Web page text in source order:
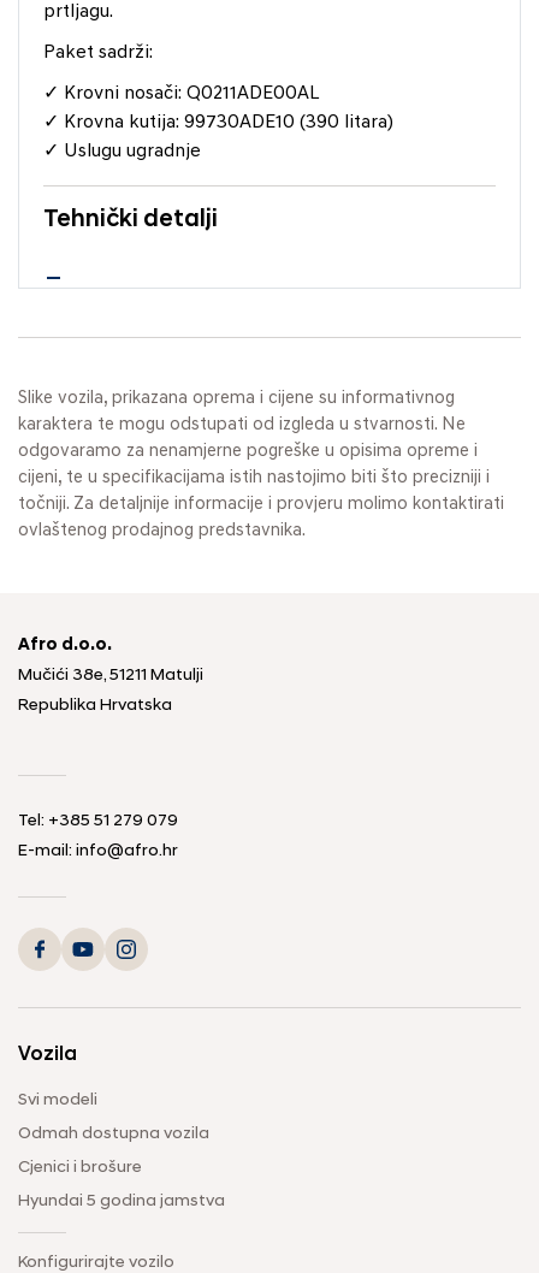
prtljagu.
Paket sadrži:
✓ Krovni nosači: Q0211ADE00AL
✓ Krovna kutija: 99730ADE10 (390 litara)
✓ Uslugu ugradnje
Tehnički detalji
Slike vozila, prikazana oprema i cijene su informativnog
karaktera te mogu odstupati od izgleda u stvarnosti. Ne
odgovaramo za nenamjerne pogreške u opisima opreme i
cijeni, te u specifikacijama istih nastojimo biti što precizniji i
točniji. Za detaljnije informacije i provjeru molimo kontaktirati
ovlaštenog prodajnog predstavnika.
Afro d.o.o.
Mučići 38e, 51211 Matulji
Republika Hrvatska
Tel: +385 51 279 079
E-mail: info@afro.hr
Vozila
Svi modeli
Odmah dostupna vozila
Cjenici i brošure
Hyundai 5 godina jamstva
Konfigurirajte vozilo